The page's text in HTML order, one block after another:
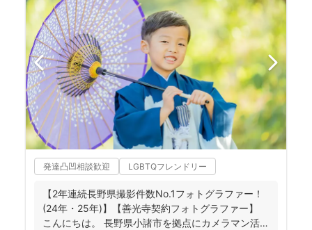
発達凸凹相談歓迎 LGBTQフレンドリー
【2年連続長野県撮影件数No.1フォトグラファー！
(24年・25年)】【善光寺契約フォトグラファー】
こんにちは。 長野県小諸市を拠点にカメラマン活